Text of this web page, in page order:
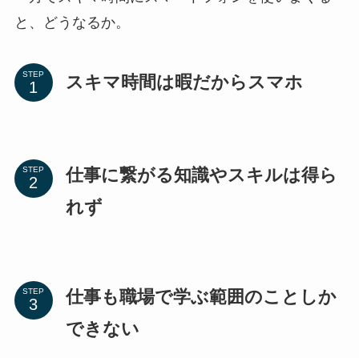
と、どうなるか。
STEP スキマ時間は暇だからスマホ
STEP
仕事に繋がる知識やスキルは得ら
れず
STEP
仕事も職場で学ぶ範囲のことしか
できない